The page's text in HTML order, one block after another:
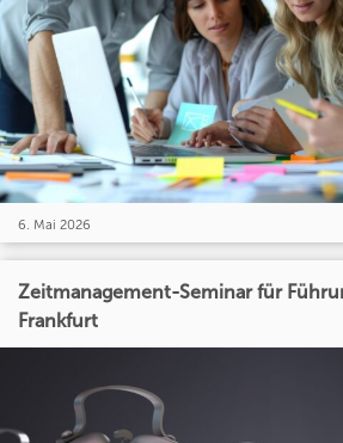
6. Mai 2026
Zeitmanagement-Seminar für
Frankfurt